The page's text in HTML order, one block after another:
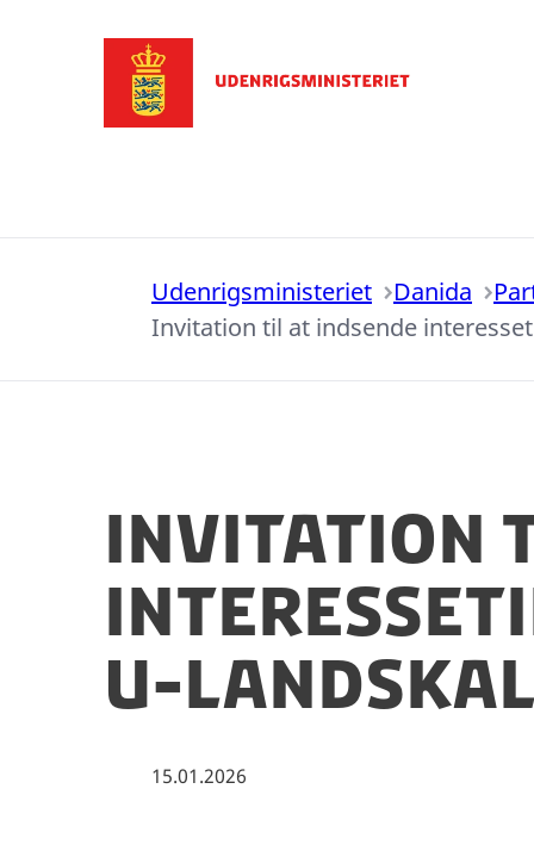
Udenrigsministeriet Danida
Invitation til at indsende
Invitation
U-
15.01.2026